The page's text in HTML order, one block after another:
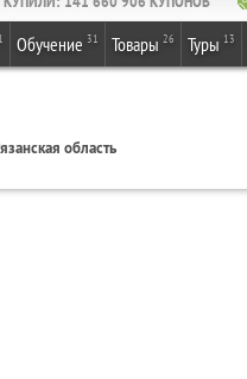
1 Обучение 31 Товары 26 Туры 13
область